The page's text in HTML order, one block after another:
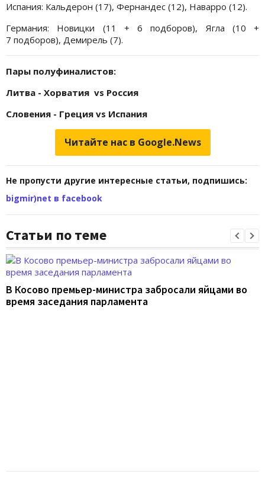
Испания: Кальдерон (17), Фернандес (12), Наварро (12).
Германия: Новицки (11 + 6 подборов), Яглa (10 +
7 подборов), Демирель (7).
Пары полуфиналистов:
Литва - Хорватия vs Россия
Словения - Греция vs Испания
Читайте нас в Google.News
Не пропусти другие интересные статьи, подпишись:
bigmir)net в facebook
Статьи по теме
В Косово премьер-министра забросали яйцами во
время заседания парламента